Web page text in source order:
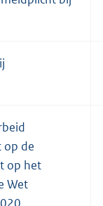
op de
op het
Wet